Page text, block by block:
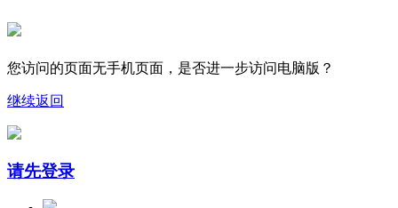
您访问的页面无手机页面，是否进一步访问电脑版？
继续返回
请先登录